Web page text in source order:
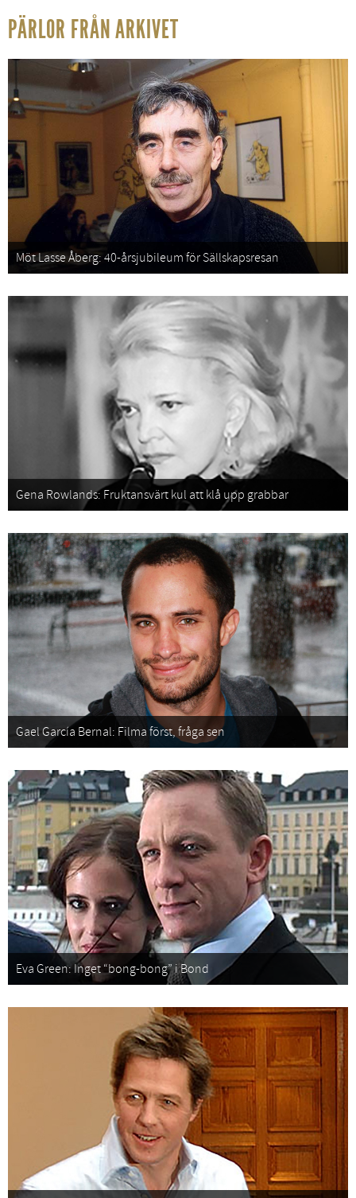
PÄRLOR FRÅN ARKIVET
Möt Lasse Åberg: 40-årsjubileum för Sällskapsresan
Gena Rowlands: Fruktansvärt kul att klå upp grabbar
Gael García Bernal: Filma först, fråga sen
Eva Green: Inget “bong-bong” i Bond